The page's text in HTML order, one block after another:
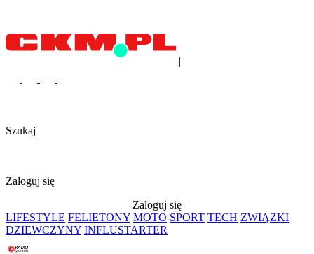
|
Szukaj
Zaloguj się
Zaloguj się
LIFESTYLE FELIETONY MOTO SPORT TECH ZWIĄZKI
DZIEWCZYNY INFLUSTARTER